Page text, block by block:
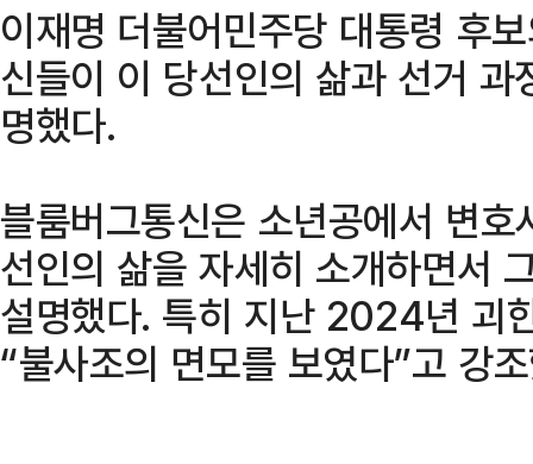
이재명 더불어민주당 대통령 후
신들이 이 당선인의 삶과 선거
명했다.
블룸버그통신은 소년공에서 변
선인의 삶을 자세히 소개하면서
설명했다. 특히 지난 2024년 괴
“불사조의 면모를 보였다”고 강